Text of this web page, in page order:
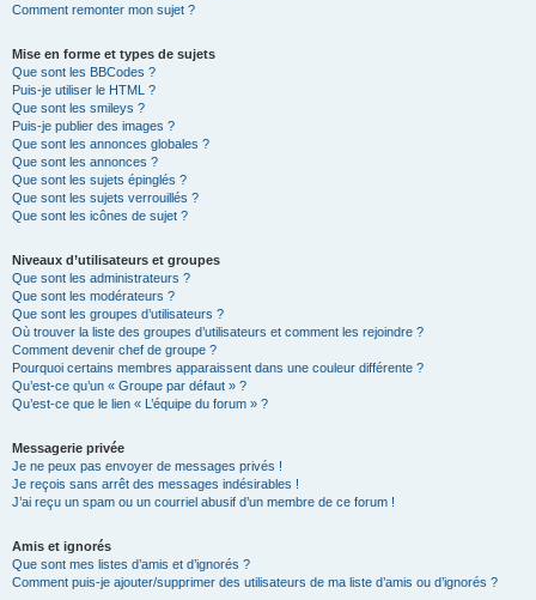
Comment remonter mon sujet ?
Mise en forme et types de sujets
Que sont les BBCodes ?
Puis-je utiliser le HTML ?
Que sont les smileys ?
Puis-je publier des images ?
Que sont les annonces globales ?
Que sont les annonces ?
Que sont les sujets épinglés ?
Que sont les sujets verrouillés ?
Que sont les icônes de sujet ?
Niveaux d’utilisateurs et groupes
Que sont les administrateurs ?
Que sont les modérateurs ?
Que sont les groupes d’utilisateurs ?
Où trouver la liste des groupes d’utilisateurs et comment les rejoindre ?
Comment devenir chef de groupe ?
Pourquoi certains membres apparaissent dans une couleur différente ?
Qu’est-ce qu’un « Groupe par défaut » ?
Qu’est-ce que le lien « L’équipe du forum » ?
Messagerie privée
Je ne peux pas envoyer de messages privés !
Je reçois sans arrêt des messages indésirables !
J’ai reçu un spam ou un courriel abusif d’un membre de ce forum !
Amis et ignorés
Que sont mes listes d’amis et d’ignorés ?
Comment puis-je ajouter/supprimer des utilisateurs de ma liste d’amis ou d’ignorés ?